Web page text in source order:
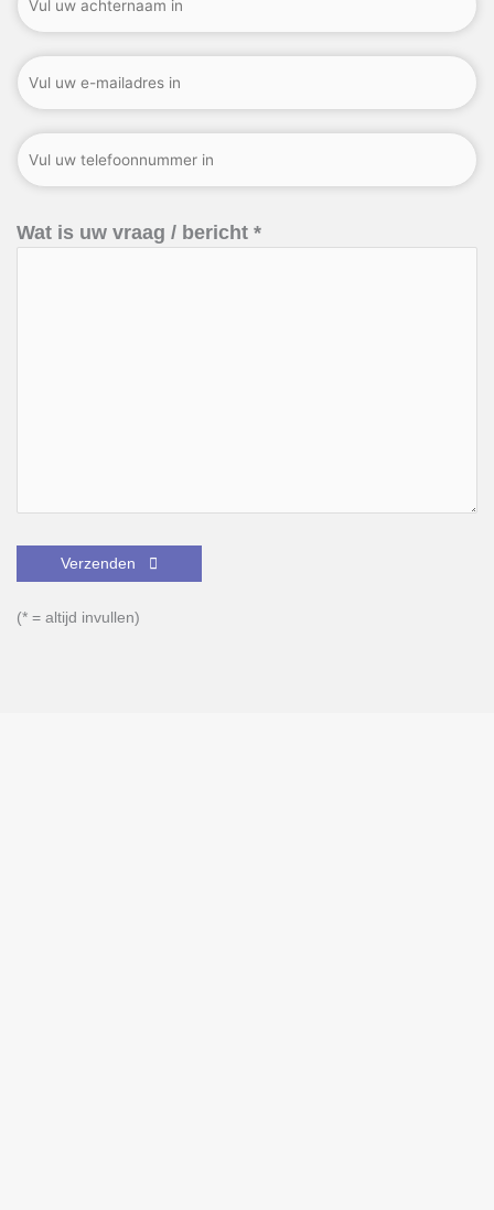
Wat is uw vraag / bericht *
Gelieve dit veld leeg te laten.
(* = altijd invullen)